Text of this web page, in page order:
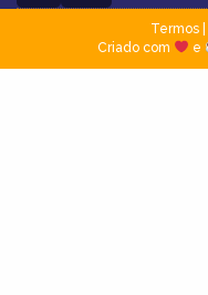
Termos|
Criado com
e